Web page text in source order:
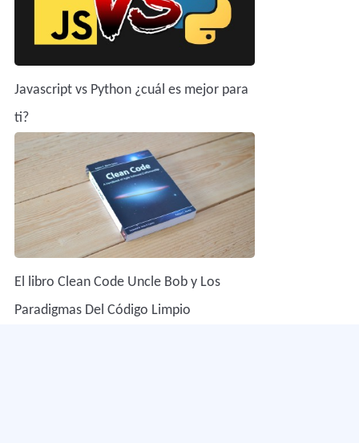
Javascript vs Python ¿cuál es mejor para
ti?
El libro Clean Code Uncle Bob y Los
Paradigmas Del Código Limpio